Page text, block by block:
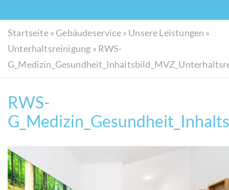
Startseite» Gebäudeservice» Unsere Leistungen »
Unterhaltsreinigung » RWS-
RWS-